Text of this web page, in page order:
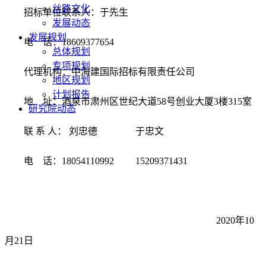
丝路文化
发展动态
发展规划
总体规划
专项规划
地区规划
计划报告
研究院动态
招标单位联系人：于先生
电 话：18609377654
代理机构：中海建国际招标有限责任公司
地 址：酒泉市肃州区世纪大道58号创业大厦3楼315室
联 系 人： 刘忠德 于忠文
电 话： 18054110992 15209371431
2020年10
月 21 日